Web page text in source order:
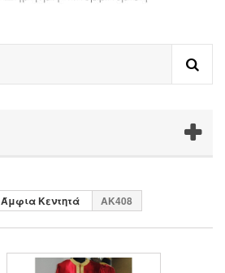
Άμφια Κεντητά AK408